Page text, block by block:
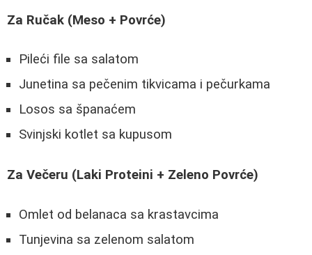
Za Ručak (Meso + Povrće)
Pileći file sa salatom
Junetina sa pečenim tikvicama i pečurkama
Losos sa španaćem
Svinjski kotlet sa kupusom
Za Večeru (Laki Proteini + Zeleno Povrće)
Omlet od belanaca sa krastavcima
Tunjevina sa zelenom salatom